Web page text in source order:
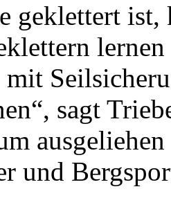
geklettert ist,
sagt
und